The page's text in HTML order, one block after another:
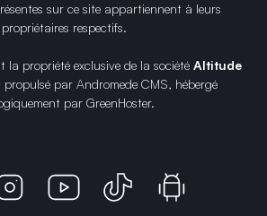
sur ce site appartiennent à leurs
propriétaires respectifs.
la propriété exclusive de la société Altitude
propulsé par Andromede CMS, hébergé
par GreenHoster.